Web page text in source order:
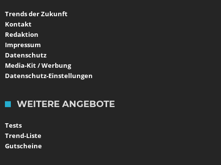
Trends der Zukunft
Kontakt
Redaktion
Impressum
Datenschutz
Media-Kit / Werbung
Datenschutz-Einstellungen
WEITERE ANGEBOTE
Tests
Trend-Liste
Gutscheine